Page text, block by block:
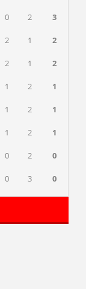
0 2 3
2 1 2
2 1 2
1 2 1
1 2 1
1 2 1
0 2 0
0 3 0